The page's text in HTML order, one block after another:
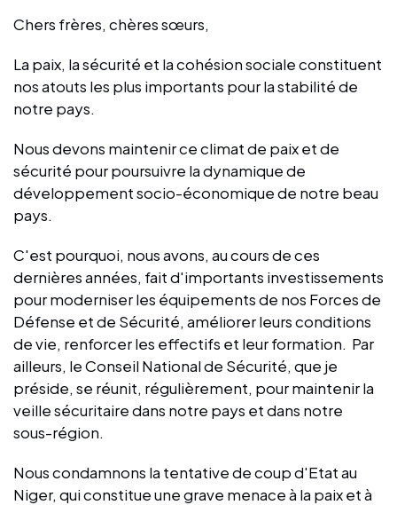
Chers frères, chères sœurs,
La paix, la sécurité et la cohésion sociale constituent
nos atouts les plus importants pour la stabilité de
notre pays.
Nous devons maintenir ce climat de paix et de
sécurité pour poursuivre la dynamique de
développement socio-économique de notre beau
pays.
C'est pourquoi, nous avons, au cours de ces
dernières années, fait d'importants investissements
pour moderniser les équipements de nos Forces de
Défense et de Sécurité, améliorer leurs conditions
de vie, renforcer les effectifs et leur formation. Par
ailleurs, le Conseil National de Sécurité, que je
préside, se réunit, régulièrement, pour maintenir la
veille sécuritaire dans notre pays et dans notre
sous-région.
Nous condamnons la tentative de coup d'Etat au
Niger, qui constitue une grave menace à la paix et à